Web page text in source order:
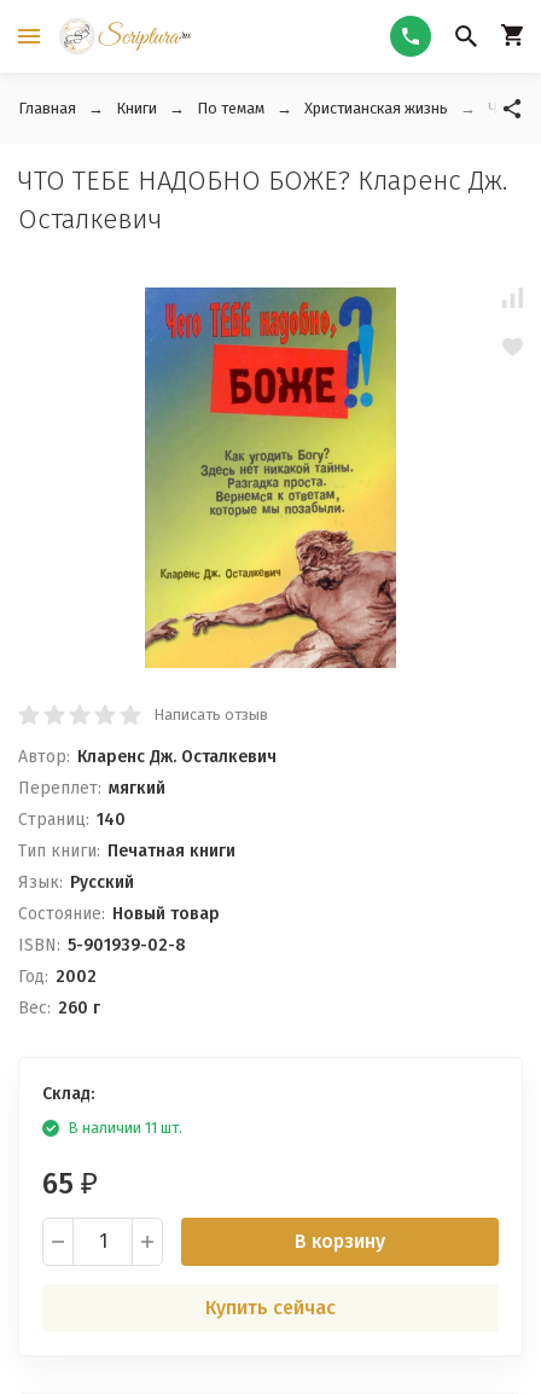
Главная Книги По темам Христианская жизнь ЧТО
ЧТО ТЕБЕ НАДОБНО БОЖЕ? Кларенс Дж.
Осталкевич
Написать отзыв
Автор: Кларенс Дж. Осталкевич
Переплет: мягкий
Cтраниц: 140
Тип книги: Печатная книги
Язык: Русский
Состояние: Новый товар
ISBN: 5-901939-02-8
Год: 2002
Вес: 260 г
Склад:
В наличии 11 шт.
65 ₽
В корзину
Купить сейчас